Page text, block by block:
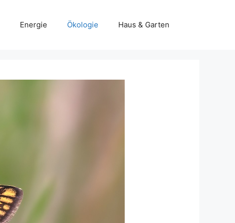
Energie Ökologie Haus & Garten